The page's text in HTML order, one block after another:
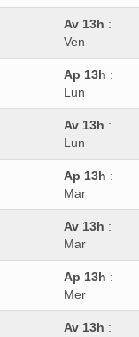
Av 13h :
Ven
Ap 13h :
Lun
Av 13h :
Lun
Ap 13h :
Mar
Av 13h :
Mar
Ap 13h :
Mer
Av 13h :